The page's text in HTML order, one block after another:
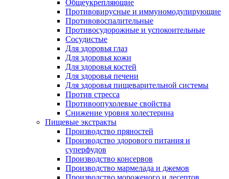
Общеукрепляющие
Противовирусные и иммуномодулирующие
Противовоспалительные
Противосудорожные и успокоительные
Сосудистые
Для здоровья глаз
Для здоровья кожи
Для здоровья костей
Для здоровья печени
Для здоровья пищеварительной системы
Против стресса
Противоопухолевые свойства
Снижение уровня холестерина
Пищевые экстракты
Производство пряностей
Производство здорового питания и
суперфудов
Производство консервов
Производство мармелада и джемов
Производство мороженого и десертов